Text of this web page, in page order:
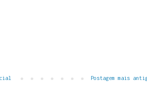
Postagem mais